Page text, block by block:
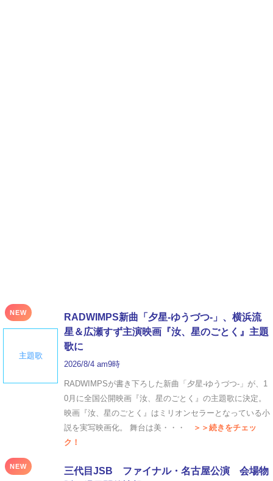
NEW
主題歌
RADWIMPS新曲「夕星-ゆうづつ-」、横浜流
星＆広瀬すず主演映画『汝、星のごとく』主題
歌に
2026/8/4 am9時
RADWIMPSが書き下ろした新曲「夕星-ゆうづつ-」が、1
0月に全国公開映画『汝、星のごとく』の主題歌に決定。
映画『汝、星のごとく』はミリオンセラーとなっている小
説を実写映画化。 舞台は美・・・
＞＞続きをチェッ
ク！
NEW
三代目JSB ファイナル・名古屋公演 会場物